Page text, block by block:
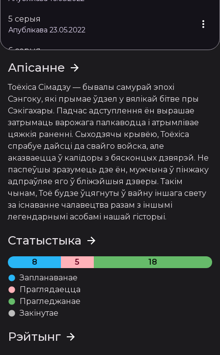
5 серыя
Апублікава 23.05.2022
6 серыя
Апублікава 30.05.2022
7 серыя
Апублікава 13.06.2022
8 серыя
Апублікава 13.06.2022
9 серыя
Апублікава 20.06.2022
10 серыя
Апублікава 27.06.2022
11 серыя
Апублікава 04.07.2022
12 серыя
Апісанне
Тоёхіса Сімадзу — бывалы самурай эпохі
Сэнгоку, які прымае ўдзел у вялікай бітве пры
Сэкігахары. Падчас адступлення ён вырашае
затрымаць варожага палкаводца і атрымлівае
цяжкія раненні. Сыходзячы крывёю, Тоёхіса
спрабуе дайсці да свайго войска, але
аказваецца ў калідоры з бясконцых дзвярэй. Не
паспеўшы зразумець дзе ён, мужчына ў пінжаку
адпраўляе яго ў бліжэйшыя дзверы. Такім
чынам, Тоё будзе ўцягнуты ў вайну іншага свету
за існаванне чалавецтва разам з іншымі
легендарнымі асобамі нашай гісторыі.
Статыстыка
8 5
18
Запланаванае
Праглядаецца
Прагледжанае
Закінутае
Рэйтынг